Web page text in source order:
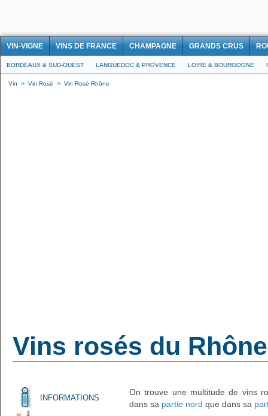
VIN-VIGNE VINS DE FRANCE CHAMPAGNE GRANDS CRUS
BORDEAUX & SUD-OUEST LANGUEDOC & PROVENCE LOIRE & BOURGOGNE
Vin > Vin Rosé > Vin Rosé Rhône
Vins rosés du Rhône
INFORMATIONS
On trouve une multitude de vins
dans sa partie nord que dans sa